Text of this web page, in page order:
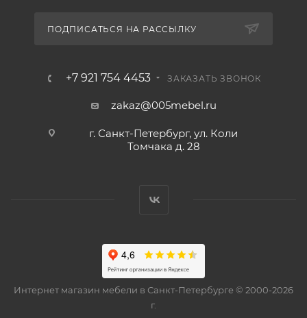
ПОДПИСАТЬСЯ НА РАССЫЛКУ
+7 921 754 4453 ЗАКАЗАТЬ ЗВОНОК
zakaz@005mebel.ru
г. Санкт-Петербург, ул. Коли
Томчака д. 28
Интернет магазин мебели в Санкт-Петербурге © 2000-2026
г.